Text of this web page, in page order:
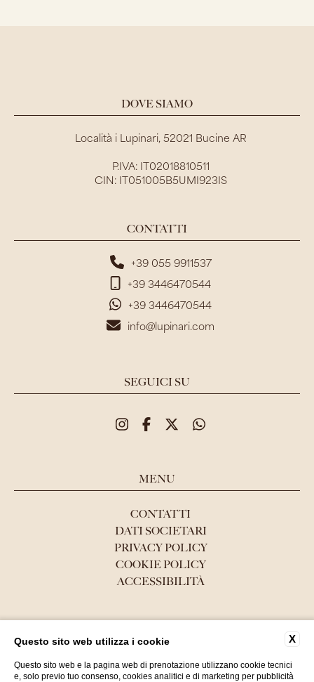
DOVE SIAMO
Località i Lupinari, 52021 Bucine AR
P.IVA: IT02018810511
CIN: IT051005B5UMI923IS
CONTATTI
+39 055 9911537
+39 3446470544
+39 3446470544
info@lupinari.com
SEGUICI SU
MENU
CONTATTI
DATI SOCIETARI
PRIVACY POLICY
COOKIE POLICY
ACCESSIBILITÀ
WEBSITE BY BLASTNESS
X
Questo sito web utilizza i cookie
Questo sito web e la pagina web di prenotazione utilizzano cookie tecnici
e, solo previo tuo consenso, cookies analitici e di marketing per pubblicità